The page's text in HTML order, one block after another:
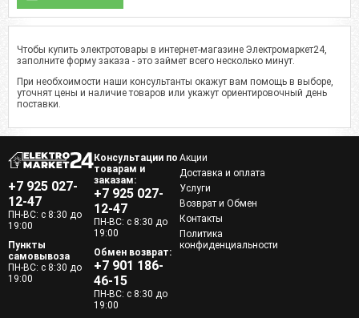
Чтобы купить электротовары в интернет-магазине Электромаркет24,
заполните форму заказа - это займет всего несколько минут.
При необхоимости наши консультанты окажут вам помощь в выборе,
уточнят цены и наличие товаров или укажут ориентировочный день
поставки.
+7 925 027-
12-47
ПН-ВС: с 8:30 до
19:00
Пункты
самовывоза
ПН-ВС: с 8:30 до
19:00
Консультации по
товарам и
заказам:
+7 925 027-
12-47
ПН-ВС: с 8:30 до
19:00
Обмен возврат:
+7 901 186-
46-15
ПН-ВС: с 8:30 до
19:00
Акции
Доставка и оплата
Услуги
Возврат и Обмен
Контакты
Политика
конфиденциальности